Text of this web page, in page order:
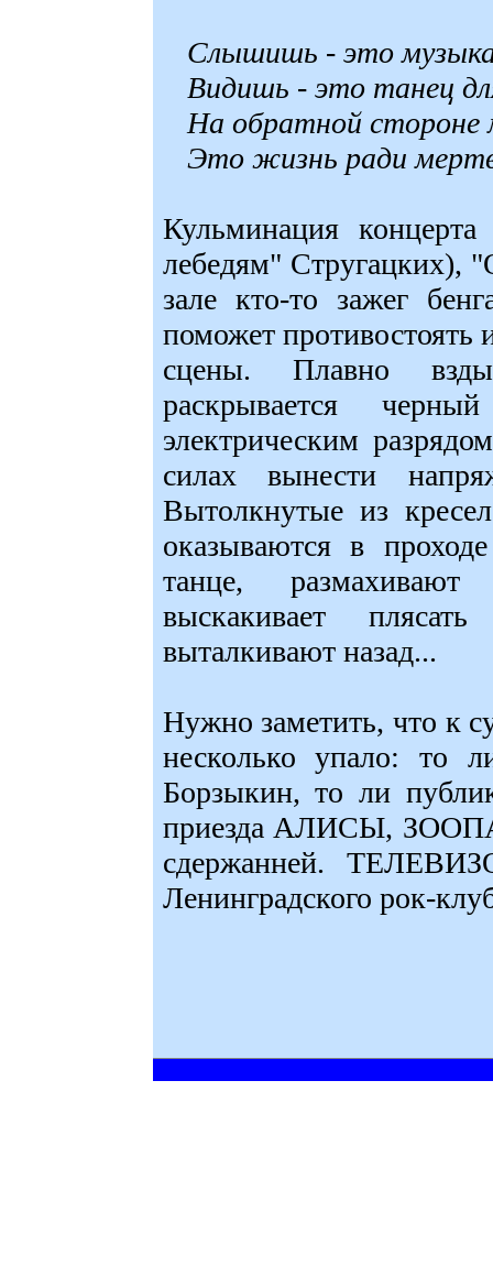
Слышишь - это
Видишь - это танец
На обратной стороне
Это жизнь ради
Кульминация
лебедям" Стругацких),
зале кто-то зажег
поможет
сцены. Плавно
раскрывается
электрическим
силах вынести
Вытолкнутые из
оказываются в
танце,
выскакивает
выталкивают назад...
Нужно заметить, что к
несколько упало: то
Борзыкин, то ли
приезда АЛИСЫ,
сдержанней.
Ленинградского рок-